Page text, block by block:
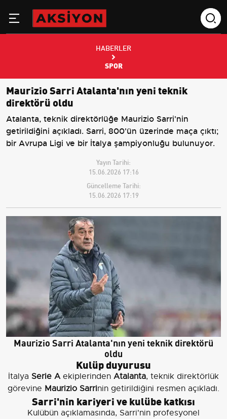
HABERLER
SPOR
Maurizio Sarri Atalanta'nın yeni teknik
direktörü oldu
Atalanta, teknik direktörlüğe Maurizio Sarri'nin
getirildiğini açıkladı. Sarri, 800'ün üzerinde maça çıktı;
bir Avrupa Ligi ve bir İtalya şampiyonluğu bulunuyor.
Yayın Tarihi:
15.06.2026 17:16
Güncelleme Tarihi:
15.06.2026 17:19
Maurizio Sarri Atalanta'nın yeni teknik direktörü
oldu
Kulüp duyurusu
İtalya Serie Aekiplerinden Atalanta, teknik direktörlük
görevine Maurizio Sarrinin getirildiğini resmen açıkladı.
Sarri'nin kariyeri ve kulübe katkısı
Kulübün açıklamasında, Sarri'nin profesyonel